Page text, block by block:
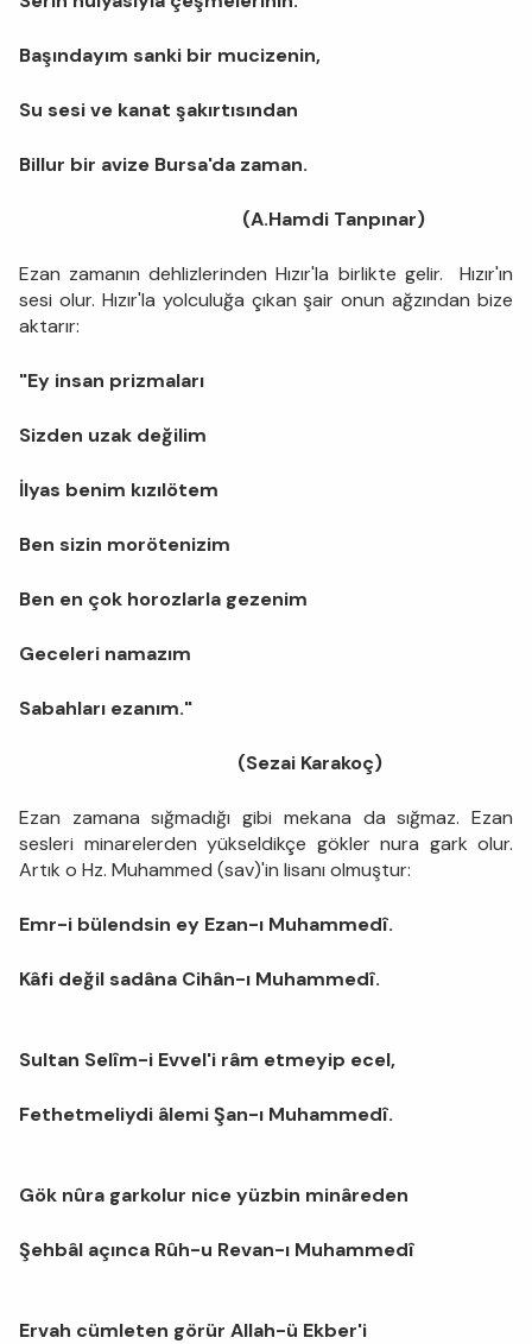
Başındayım sanki bir mucizenin,
Su sesi ve kanat şakırtısından
Billur bir avize Bursa'da zaman.
(A.Hamdi Tanpınar)
Ezan zamanın dehlizlerinden Hızır'la birlikte gelir. Hızır'ın
sesi olur. Hızır'la yolculuğa çıkan şair onun ağzından bize
aktarır:
"Ey insan prizmaları
Sizden uzak değilim
İlyas benim kızılötem
Ben sizin morötenizim
Ben en çok horozlarla gezenim
Geceleri namazım
Sabahları ezanım."
(Sezai Karakoç)
Ezan zamana sığmadığı gibi mekana da sığmaz. Ezan
sesleri minarelerden yükseldikçe gökler nura gark olur.
Artık o Hz. Muhammed (sav)'in lisanı olmuştur:
Emr-i bülendsin ey Ezan-ı Muhammedî.
Kâfi değil sadâna Cihân-ı Muhammedî.
Sultan Selîm-i Evvel'i râm etmeyip ecel,
Fethetmeliydi âlemi Şan-ı Muhammedî.
Gök nûra garkolur nice yüzbin minâreden
Şehbâl açınca Rûh-u Revan-ı Muhammedî
Ervah cümleten görür Allah-ü Ekber'i